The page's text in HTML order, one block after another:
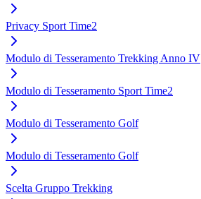
Privacy Sport Time2
Modulo di Tesseramento Trekking Anno IV
Modulo di Tesseramento Sport Time2
Modulo di Tesseramento Golf
Modulo di Tesseramento Golf
Scelta Gruppo Trekking